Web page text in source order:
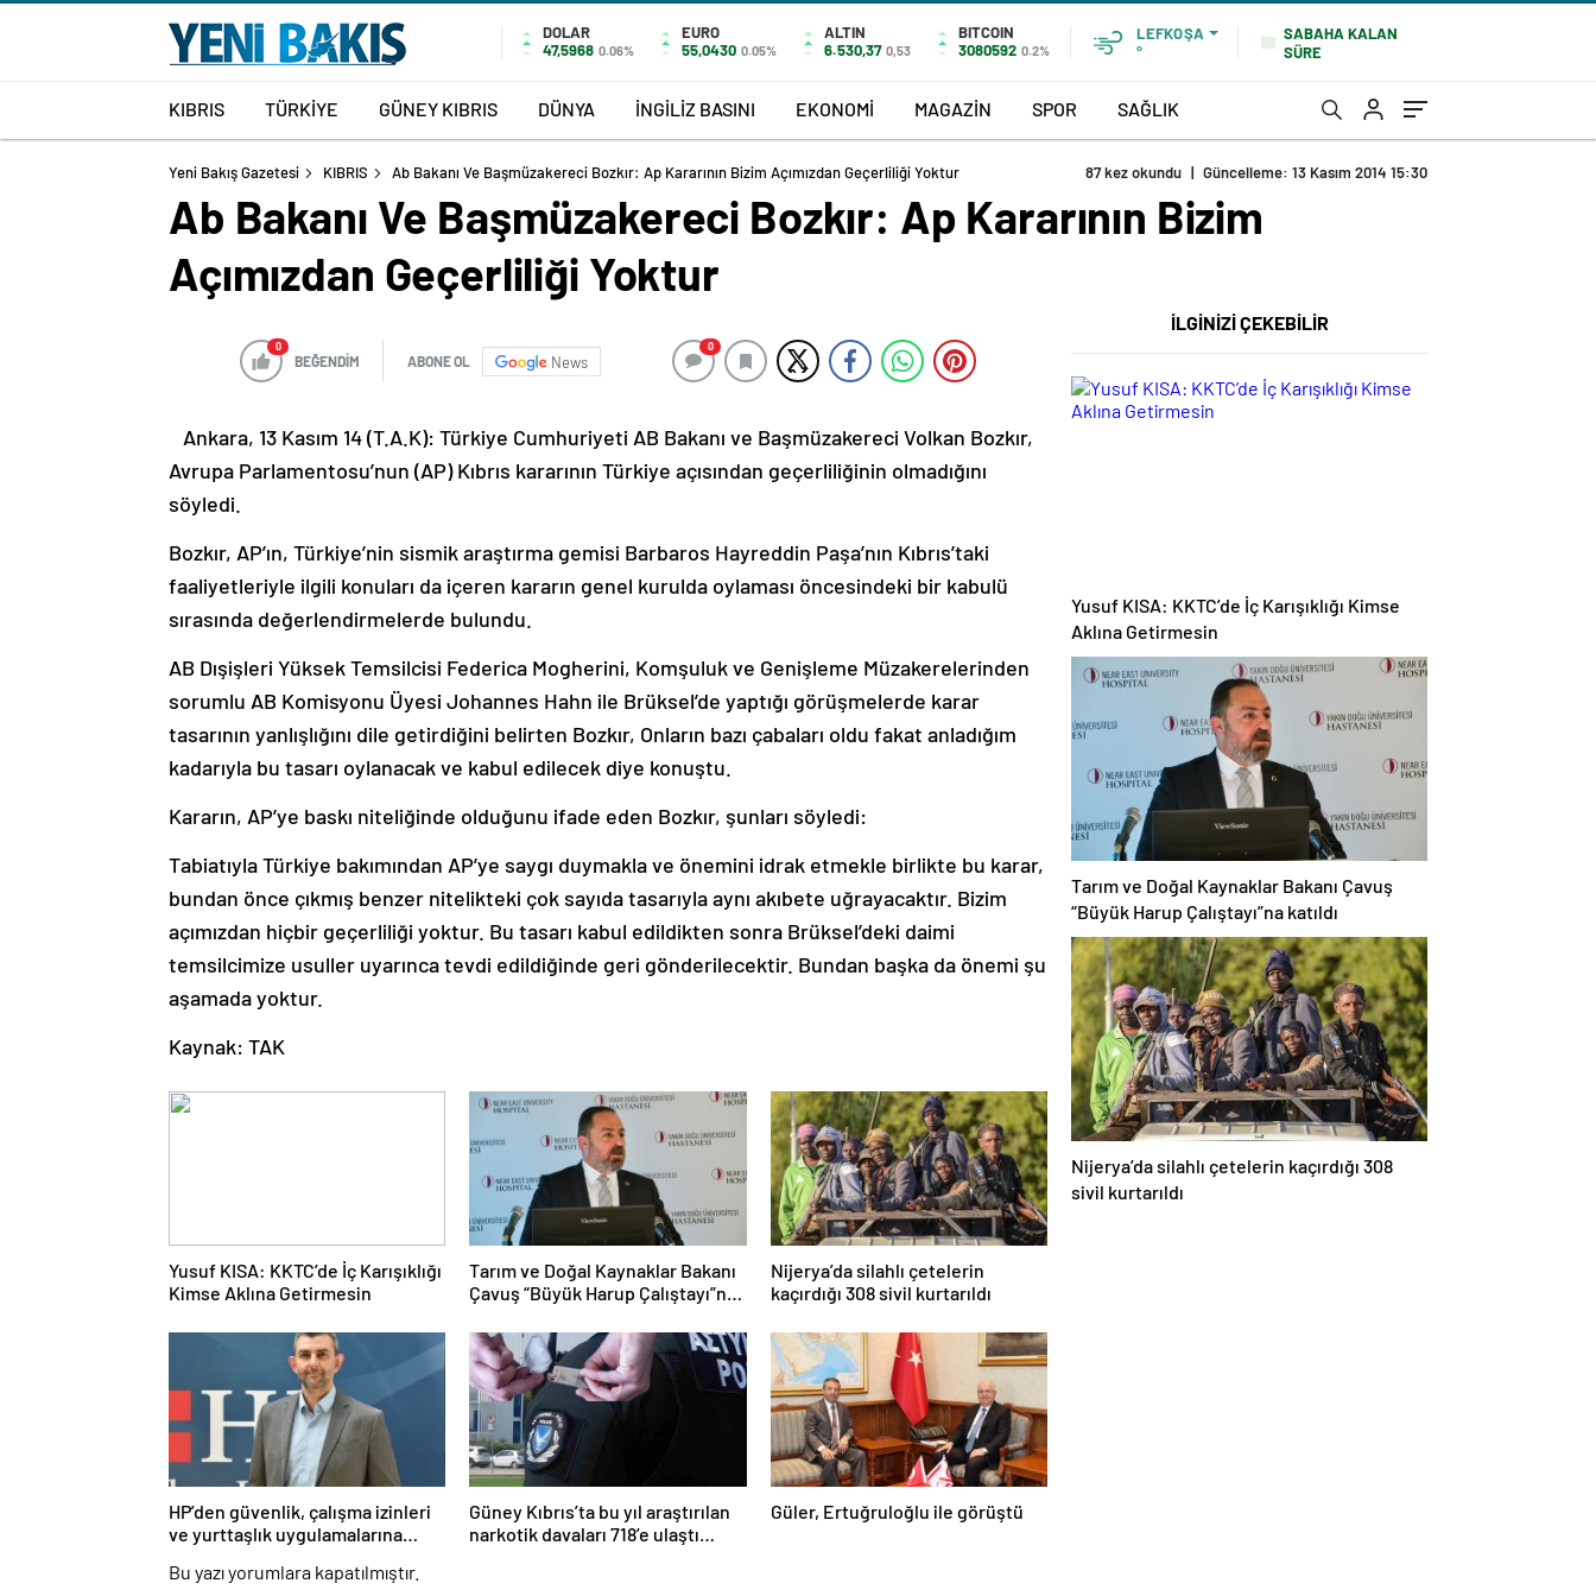
DOLAR
47,5968 0.06%
EURO
55,0430 0.05%
ALTIN
6.530,37 0,53
BITCOIN
3080592 0.2%
LEFKOŞA
°
SABAHA KALAN
SÜRE
KIBRIS TÜRKİYE GÜNEY KIBRIS DÜNYA İNGİLİZ BASINI EKONOMİ MAGAZİN SPOR SAĞLIK
Yeni Bakış Gazetesi KIBRIS Ab Bakanı Ve Başmüzakereci Bozkır: Ap Kararının Bizim Açımızdan Geçerliliği Yoktur 87 kez okundu | Güncelleme: 13 Kasım 2014 15:30
Ab Bakanı Ve Başmüzakereci Bozkır: Ap Kararının Bizim
Açımızdan Geçerliliği Yoktur
0
BEĞENDİM ABONE OL News
0
Ankara, 13 Kasım 14 (T.A.K): Türkiye Cumhuriyeti AB Bakanı ve Başmüzakereci Volkan Bozkır,
Avrupa Parlamentosu’nun (AP) Kıbrıs kararının Türkiye açısından geçerliliğinin olmadığını
söyledi.
Bozkır, AP’ın, Türkiye’nin sismik araştırma gemisi Barbaros Hayreddin Paşa’nın Kıbrıs’taki
faaliyetleriyle ilgili konuları da içeren kararın genel kurulda oylaması öncesindeki bir kabulü
sırasında değerlendirmelerde bulundu.
AB Dışişleri Yüksek Temsilcisi Federica Mogherini, Komşuluk ve Genişleme Müzakerelerinden
sorumlu AB Komisyonu Üyesi Johannes Hahn ile Brüksel’de yaptığı görüşmelerde karar
tasarının yanlışlığını dile getirdiğini belirten Bozkır, Onların bazı çabaları oldu fakat anladığım
kadarıyla bu tasarı oylanacak ve kabul edilecek diye konuştu.
Kararın, AP’ye baskı niteliğinde olduğunu ifade eden Bozkır, şunları söyledi:
Tabiatıyla Türkiye bakımından AP’ye saygı duymakla ve önemini idrak etmekle birlikte bu karar,
bundan önce çıkmış benzer nitelikteki çok sayıda tasarıyla aynı akıbete uğrayacaktır. Bizim
açımızdan hiçbir geçerliliği yoktur. Bu tasarı kabul edildikten sonra Brüksel’deki daimi
temsilcimize usuller uyarınca tevdi edildiğinde geri gönderilecektir. Bundan başka da önemi şu
aşamada yoktur.
Kaynak: TAK
Yusuf KISA: KKTC’de İç Karışıklığı
Kimse Aklına Getirmesin
Tarım ve Doğal Kaynaklar Bakanı
Çavuş “Büyük Harup Çalıştayı”na
Nijerya’da silahlı çetelerin
kaçırdığı 308 sivil kurtarıldı
HP’den güvenlik, çalışma izinleri
ve yurttaşlık uygulamalarına
Güney Kıbrıs’ta bu yıl araştırılan
narkotik davaları 718’e ulaştı…
Güler, Ertuğruloğlu ile görüştü
Bu yazı yorumlara kapatılmıştır.
İLGİNİZİ ÇEKEBİLİR
Yusuf KISA: KKTC’de İç Karışıklığı Kimse
Aklına Getirmesin
Tarım ve Doğal Kaynaklar Bakanı Çavuş
“Büyük Harup Çalıştayı”na katıldı
Nijerya’da silahlı çetelerin kaçırdığı 308
sivil kurtarıldı